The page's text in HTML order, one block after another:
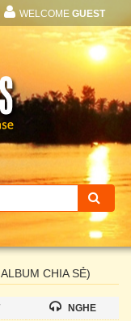
WELCOME GUEST
CHIA SẺ)
NGHE